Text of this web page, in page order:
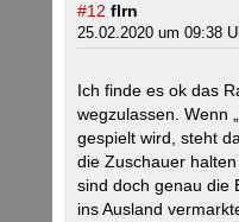
#12 flrn
25.02.2020 um 09:38
Ich finde es ok das
wegzulassen. Wenn
gespielt wird, steht
die Zuschauer
sind doch genau die
ins Ausland